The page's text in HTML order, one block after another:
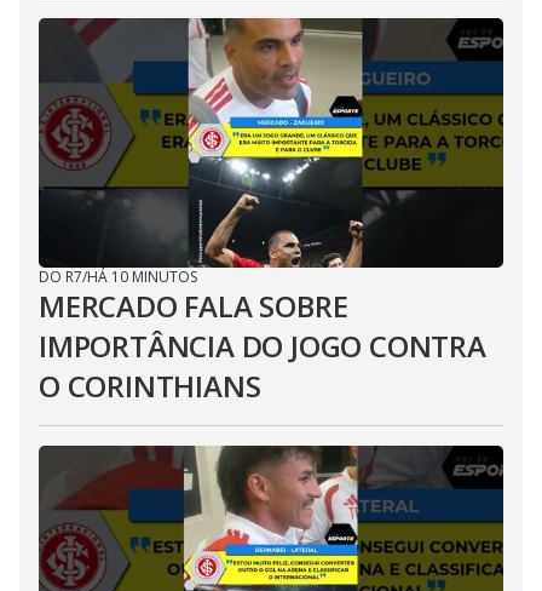
DO R7/HÁ 10 MINUTOS
MERCADO FALA SOBRE
IMPORTÂNCIA DO JOGO CONTRA
O CORINTHIANS